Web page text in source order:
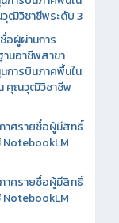
ฒิวิชาชีพระดับ 3
อผู้ผ่านการ
นอาชีพสาขา
การบินภาคพื้นใน
คุณวุฒิวิชาชีพ
าศรายชื่อผู้มีสิทธิ์
NotebookLM
าศรายชื่อผู้มีสิทธิ์
NotebookLM